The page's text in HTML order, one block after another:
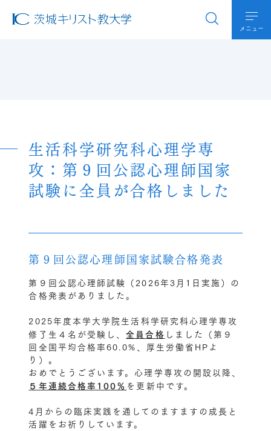
メニュー
生活科学研究科心理学専
攻：第９回公認心理師国家
試験に全員が合格しました
第９回公認心理師国家試験合格発表
第９回公認心理師試験（2026年3月1日実施）の
合格発表がありました。
2025年度本学大学院生活科学研究科心理学専攻
修了生４名が受験し、全員合格 しました（第９
回全国平均合格率60.0%、厚生労働省HPよ
り）。
おめでとうございます。心理学専攻の開設以降、
５年連続合格率100％ を更新中です。
4月からの臨床実践を通してのますますの成長と
活躍をお祈りしています。